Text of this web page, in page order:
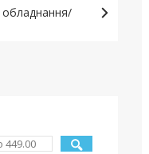
обладнання/